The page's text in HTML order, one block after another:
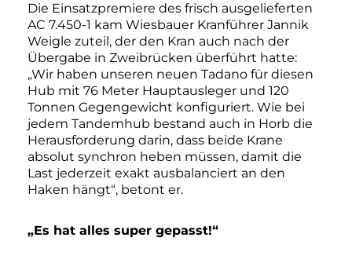
Die Einsatzpremiere des frisch ausgelieferten
AC 7.450-1 kam Wiesbauer Kranführer Jannik
Weigle zuteil, der den Kran auch nach der
Übergabe in Zweibrücken überführt hatte:
„Wir haben unseren neuen Tadano für diesen
Hub mit 76 Meter Hauptausleger und 120
Tonnen Gegengewicht konfiguriert. Wie bei
jedem Tandemhub bestand auch in Horb die
Herausforderung darin, dass beide Krane
absolut synchron heben müssen, damit die
Last jederzeit exakt ausbalanciert an den
Haken hängt“, betont er.
„Es hat alles super gepasst!“